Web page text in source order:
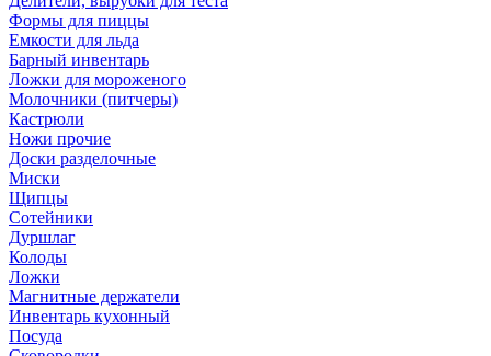
Формы для пиццы
Емкости для льда
Барный инвентарь
Ложки для мороженого
Молочники (питчеры)
Кастрюли
Ножи прочие
Доски разделочные
Миски
Щипцы
Сотейники
Дуршлаг
Колоды
Ложки
Магнитные держатели
Инвентарь кухонный
Посуда